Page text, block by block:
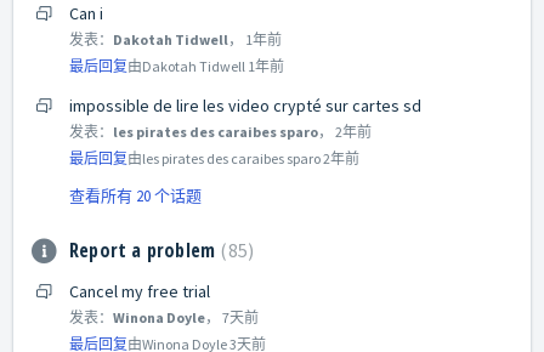
Can i
发表： Dakotah Tidwell ， 1年前
最后回复由Dakotah Tidwell 1年前
impossible de lire les video crypté sur cartes sd
发表： les pirates des caraibes sparo， 2年前
最后回复由les pirates des caraibes sparo2年前
查看所有 20 个话题
Report a problem 85
Cancel my free trial
发表： Winona Doyle， 7天前
最后回复由Winona Doyle3天前